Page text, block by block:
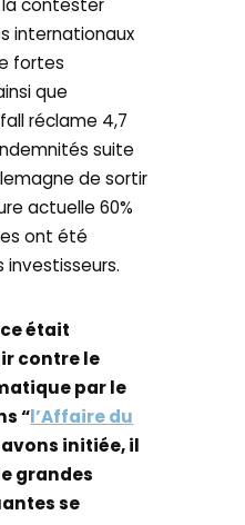
contester
internationaux
fortes
que
réclame 4,7
suite
de sortir
actuelle 60%
ont été
était
contre le
par le
“l’Affaire du
initiée, il
grandes
se